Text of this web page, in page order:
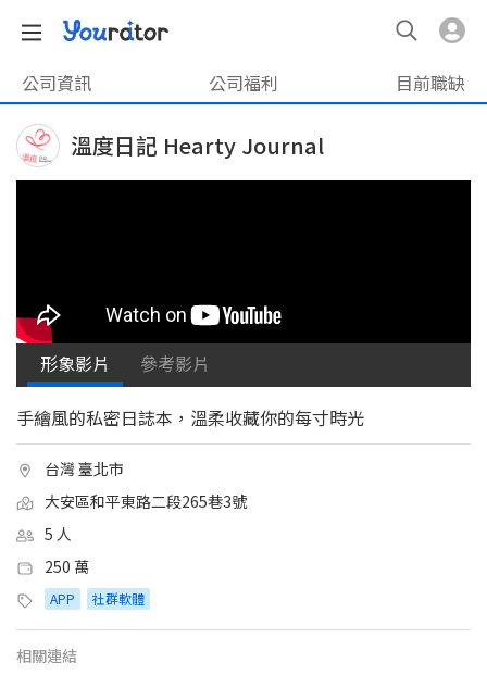
公司資訊 公司福利 目前職缺
溫度日記 Hearty Journal
形象影片 參考影片
手繪風的私密日誌本，溫柔收藏你的每寸時光
台灣 臺北市
大安區和平東路二段265巷3號
5 人
250 萬
APP 社群軟體
相關連結